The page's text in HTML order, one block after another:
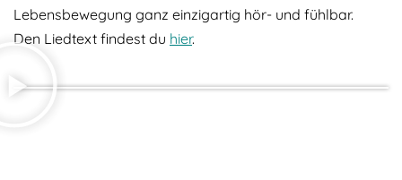
Lebensbewegung ganz einzigartig hör- und fühlbar.
Den Liedtext findest du hier.